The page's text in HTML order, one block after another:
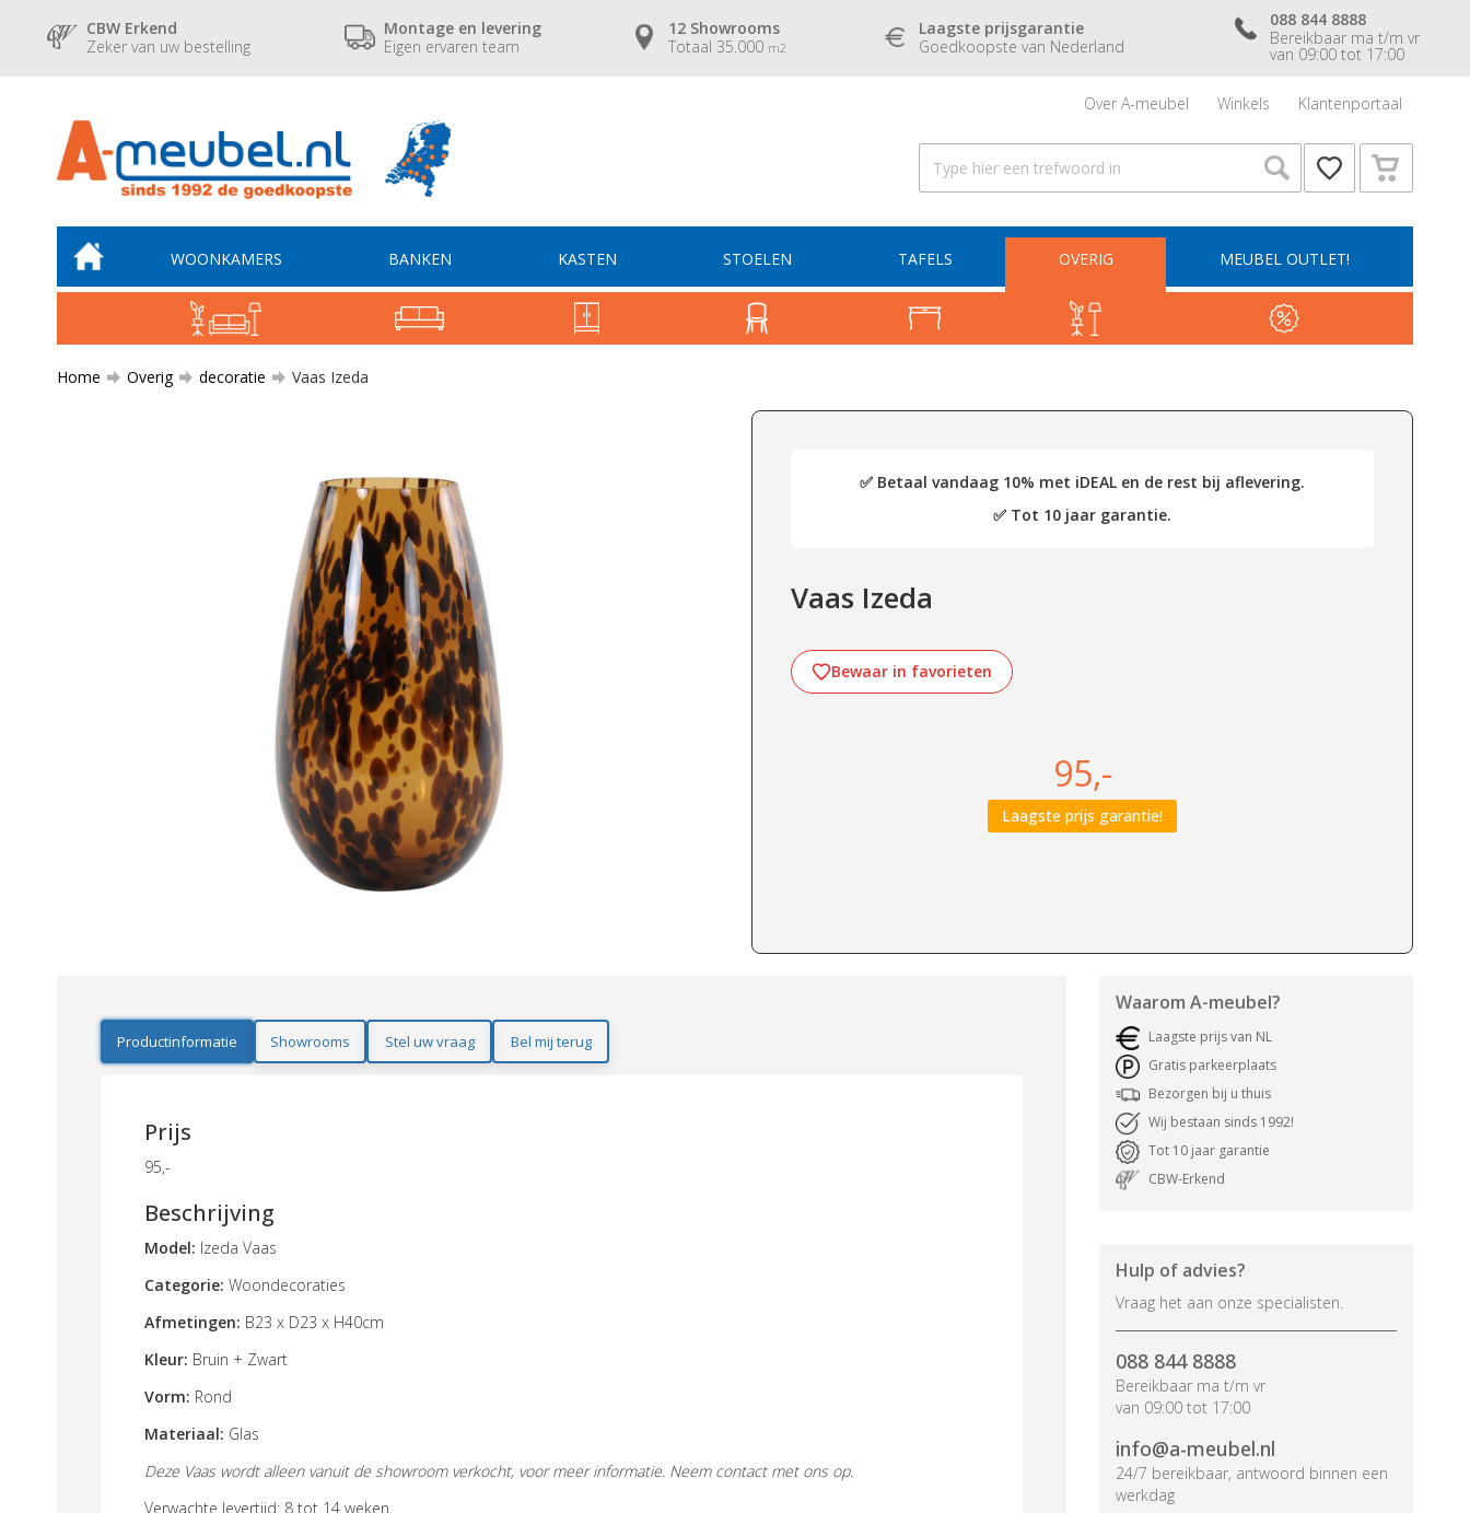
CBW Erkend
Zeker van uw bestelling
Montage en levering
Eigen ervaren team
12 Showrooms
Totaal 35.000 m2
Laagste prijsgarantie
Goedkoopste van Nederland
088 844 8888
Bereikbaar ma t/m vr
van 09:00 tot 17:00
Over A-meubel Winkels Klantenportaal
WOONKAMERS BANKEN KASTEN STOELEN TAFELS OVERIG MEUBEL OUTLET!
Home Overig decoratie Vaas Izeda
✅ Betaal vandaag 10% met iDEAL en de rest bij aflevering.
✅ Tot 10 jaar garantie.
Vaas Izeda
Bewaar in favorieten
95,-
Laagste prijs garantie!
Productinformatie Showrooms Stel uw vraag Bel mij terug
Prijs
95,-
Beschrijving
Model: Izeda Vaas
Categorie: Woondecoraties
Afmetingen: B23 x D23 x H40cm
Kleur: Bruin + Zwart
Vorm: Rond
Materiaal: Glas
Deze Vaas wordt alleen vanuit de showroom verkocht, voor meer informatie. Neem contact met ons op.
Verwachte levertijd: 8 tot 14 weken.
Waarom A-meubel?
Laagste prijs van NL
Gratis parkeerplaats
Bezorgen bij u thuis
Wij bestaan sinds 1992!
Tot 10 jaar garantie
CBW-Erkend
Hulp of advies?
Vraag het aan onze specialisten.
088 844 8888
Bereikbaar ma t/m vr
van 09:00 tot 17:00
info@a-meubel.nl
24/7 bereikbaar, antwoord binnen een
werkdag